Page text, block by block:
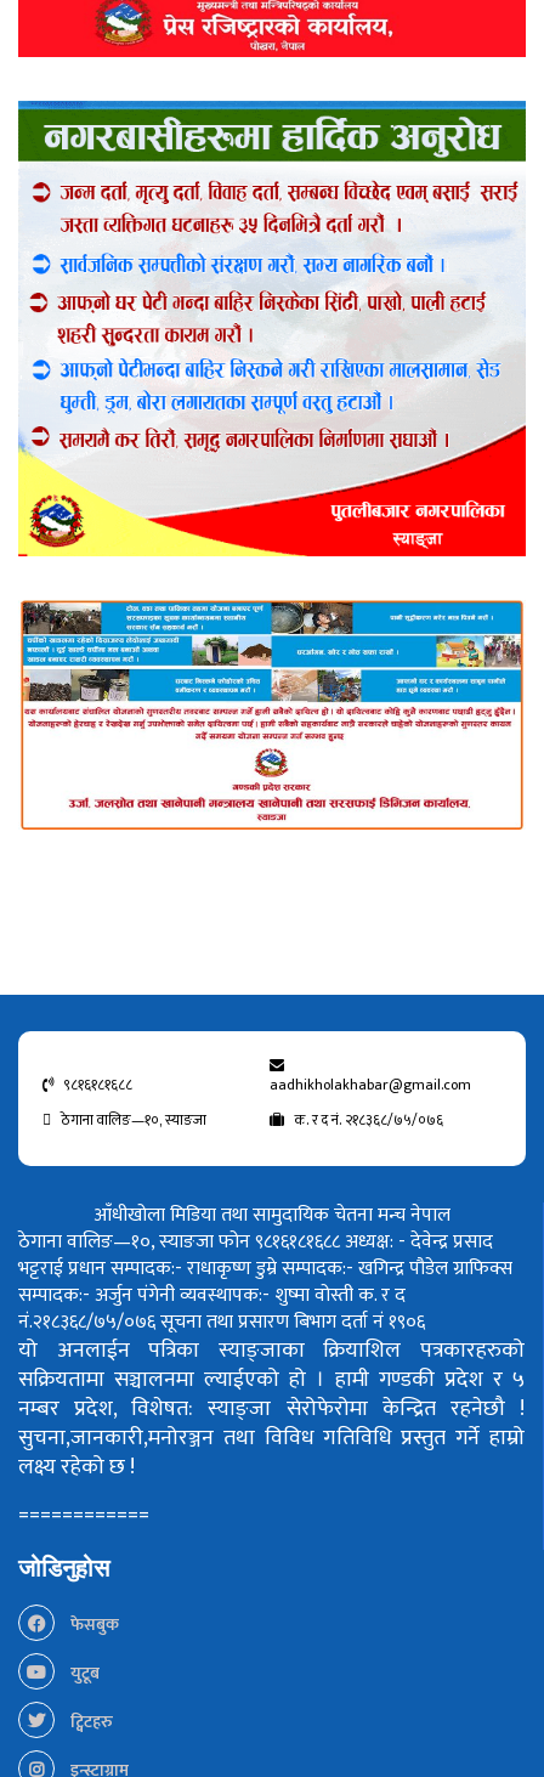
९८१६१८१६८८
aadhikholakhabar@gmail.com
ठेगाना वालिङ—१०, स्याङजा
क. र द नं. २१८३६८/७५/०७६
आँधीखोला मिडिया तथा सामुदायिक चेतना मन्च नेपाल
ठेगाना वालिङ—१०, स्याङजा फोन ९८१६१८१६८८अध्यक्ष: - देवेन्द्र प्रसाद
भट्टराईप्रधान सम्पादक:- राधाकृष्ण डुम्रेसम्पादक:- खगिन्द्र पौडेलग्राफिक्स
सम्पादक:- अर्जुन पंगेनीव्यवस्थापक:- शुष्मा वोस्तीक. र द
नं.२१८३६८/७५/०७६सूचना तथा प्रसारण बिभाग दर्ता नं १९०६
यो अनलाईन पत्रिका स्याङ्जाका क्रियाशिल पत्रकारहरुको
सक्रियतामा सञ्चालनमा ल्याईएको हो । हामी गण्डकी प्रदेश र ५
नम्बर प्रदेश, विशेषत: स्याङ्जा सेरोफेरोमा केन्द्रित रहनेछौ !
सुचना,जानकारी,मनोरञ्जन तथा विविध गतिविधि प्रस्तुत गर्ने हाम्रो
लक्ष्य रहेको छ !
============
जोडिनुहोस
फेसबुक
युटूब
ट्विटहरु
इन्स्टाग्राम